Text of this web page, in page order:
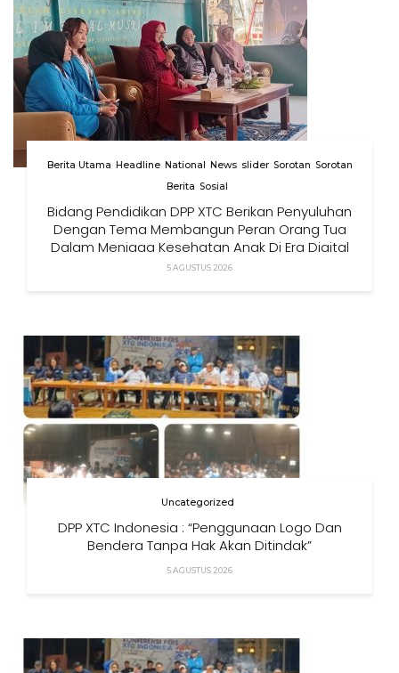
Berita Utama Headline National News slider Sorotan Sorotan
Berita Sosial
Bidang Pendidikan DPP XTC Berikan Penyuluhan
Dengan Tema Membangun Peran Orang Tua
Dalam Menjaga Kesehatan Anak Di Era Digital
5 AGUSTUS 2026
Uncategorized
DPP XTC Indonesia : “Penggunaan Logo Dan
Bendera Tanpa Hak Akan Ditindak”
5 AGUSTUS 2026